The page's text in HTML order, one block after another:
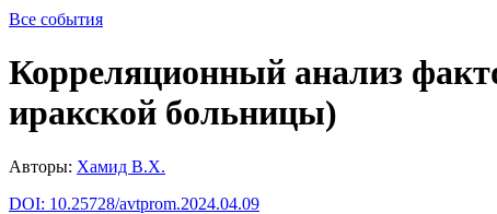
Все события
Корреляционный анализ
иракской больницы)
Авторы: Хамид В.Х.
DOI: 10.25728/avtprom.2024.04.09